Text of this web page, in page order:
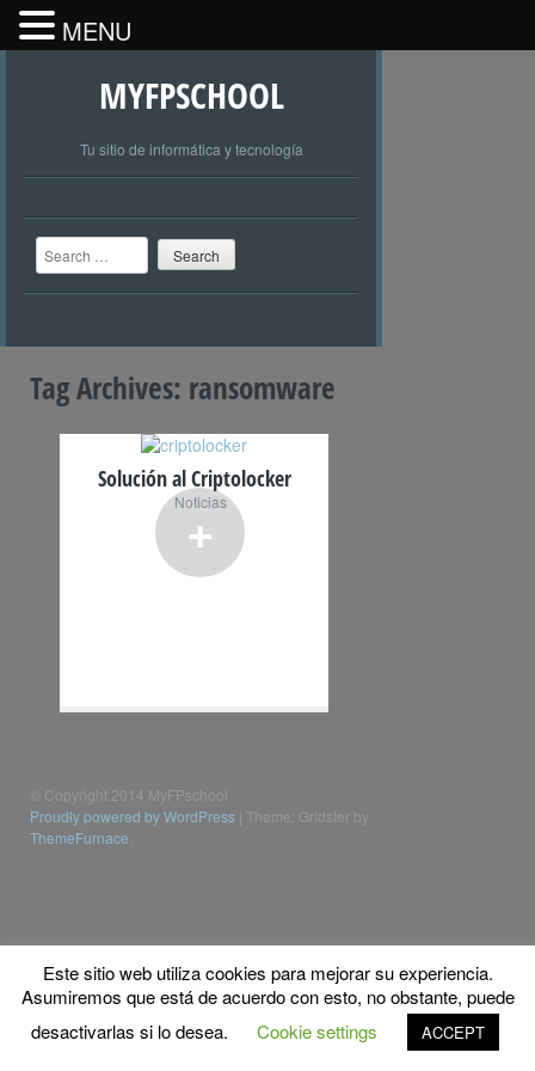
MYFPSCHOOL
Tu sitio de informática y tecnología
Search
Tag Archives: ransomware
+
Solución al Criptolocker
Noticias
© Copyright 2014 MyFPschool
Proudly powered by WordPress Theme: Gridster by
ThemeFurnace
Este sitio web utiliza cookies para mejorar su experiencia.
Asumiremos que está de acuerdo con esto, no obstante, puede
desactivarlas si lo desea.
Cookie settings ACCEPT
MENU